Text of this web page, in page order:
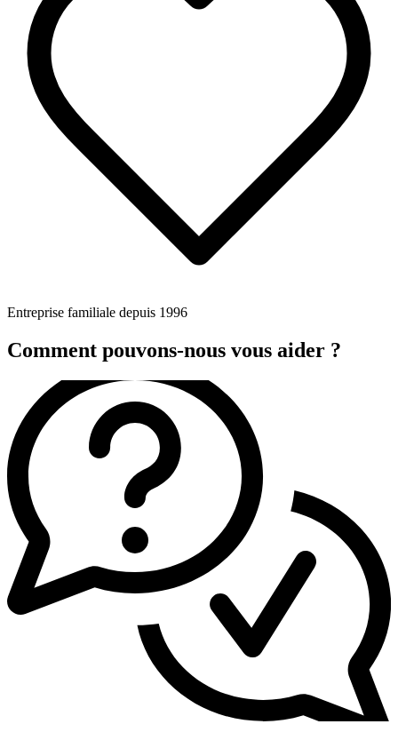
Entreprise familiale depuis 1996
Comment pouvons-nous vous aider ?